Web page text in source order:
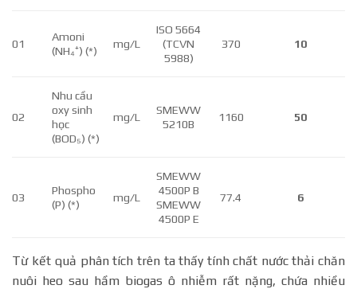
01
Amoni
(NH₄⁺) (*)
mg/L
ISO 5664
(TCVN
5988)
370 10
02
Nhu cầu
oxy sinh
học
(BOD₅) (*)
mg/L
SMEWW
5210B
1160 50
03
Phospho
(P) (*)
mg/L
SMEWW
4500P B
SMEWW
4500P E
77.4 6
Từ kết quả phân tích trên ta thấy tính chất nước thải chăn
nuôi heo sau hầm biogas ô nhiễm rất nặng, chứa nhiều